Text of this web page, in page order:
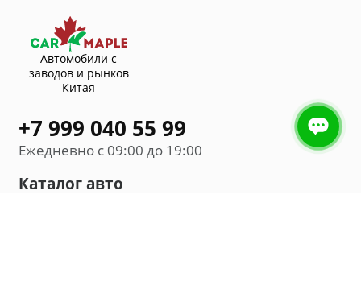
Автомобили с
заводов и рынков
Китая
+7 999 040 55 99
Ежедневно с 09:00 до 19:00
Каталог авто